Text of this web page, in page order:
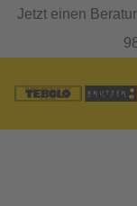
Jetzt einen